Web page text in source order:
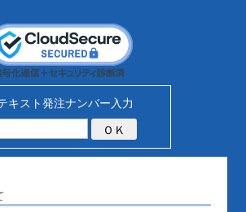
キスト発注ナンバー入力